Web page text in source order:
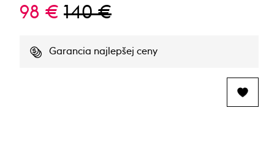
98 € 140 €
Garancia najlepšej ceny